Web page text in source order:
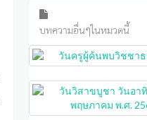
บทความอื่นๆในหมวดนี้